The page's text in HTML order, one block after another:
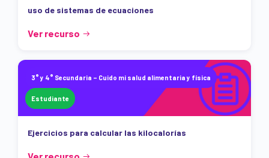
uso de sistemas de ecuaciones
Ver recurso
3° y 4° Secundaria – Cuido mi salud alimentaria y física
Estudiante
Ejercicios para calcular las kilocalorías